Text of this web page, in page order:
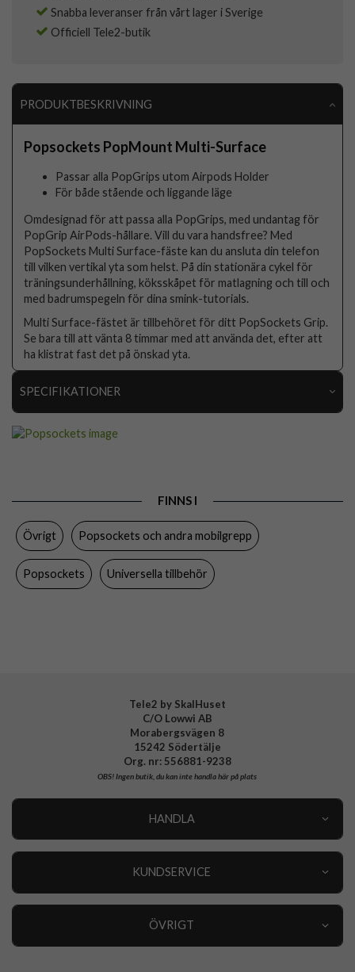
Snabba leveranser från vårt lager i Sverige
Officiell Tele2-butik
PRODUKTBESKRIVNING
Popsockets PopMount Multi-Surface
Passar alla PopGrips utom Airpods Holder
För både stående och liggande läge
Omdesignad för att passa alla PopGrips, med undantag för
PopGrip AirPods-hållare. Vill du vara handsfree? Med
PopSockets Multi Surface-fäste kan du ansluta din telefon
till vilken vertikal yta som helst. På din stationära cykel för
träningsunderhållning, köksskåpet för matlagning och till och
med badrumspegeln för dina smink-tutorials.
Multi Surface-fästet är tillbehöret för ditt PopSockets Grip.
Se bara till att vänta 8 timmar med att använda det, efter att
ha klistrat fast det på önskad yta.
SPECIFIKATIONER
Material
Varumärke
Tillverkarens art nr
FINNS I
Övrigt Popsockets och andra mobilgrepp
Popsockets Universella tillbehör
Tele2 by SkalHuset
C/O Lowwi AB
Morabergsvägen 8
15242 Södertälje
Org. nr: 556881-9238
OBS!Ingen butik, du kan inte handla här på plats
HANDLA
KUNDSERVICE
ÖVRIGT